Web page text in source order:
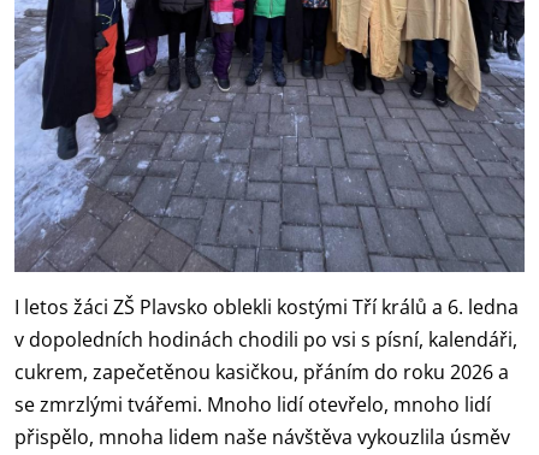
I letos žáci ZŠ Plavsko oblekli kostými Tří králů a 6. ledna
v dopoledních hodinách chodili po vsi s písní, kalendáři,
cukrem, zapečetěnou kasičkou, přáním do roku 2026 a
se zmrzlými tvářemi. Mnoho lidí otevřelo, mnoho lidí
přispělo, mnoha lidem naše návštěva vykouzlila úsměv